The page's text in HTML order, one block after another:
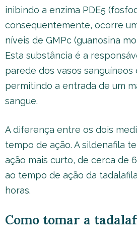
inibindo a enzima PDE5
consequentemente, ocorre
níveis de GMPc (guanosina
Esta substância é a
parede dos vasos sanguíneos
permitindo a entrada de um
sangue.
A diferença entre os dois
tempo de ação. A sildenafila
ação mais curto, de cerca de
ao tempo de ação da
horas.
Como tomar a